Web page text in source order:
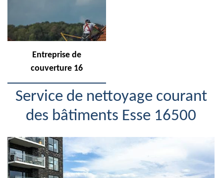
Entreprise de
couverture 16
Service de nettoyage courant
des bâtiments Esse 16500